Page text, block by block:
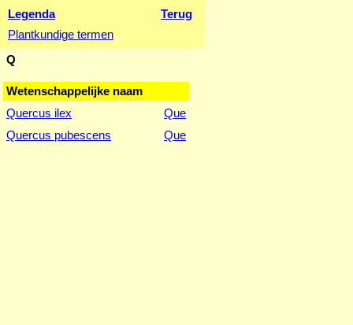
Q
Wetenschappelijke naam
Quercus ilex
Que
Quercus pubescens
Que
Legenda
Terug
Plantkundige termen